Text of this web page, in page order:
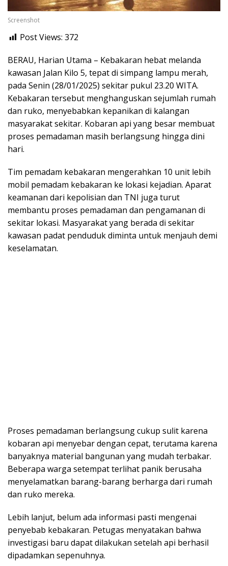
Screenshot
Post Views: 372
BERAU, Harian Utama – Kebakaran hebat melanda
kawasan Jalan Kilo 5, tepat di simpang lampu merah,
pada Senin (28/01/2025) sekitar pukul 23.20 WITA.
Kebakaran tersebut menghanguskan sejumlah rumah
dan ruko, menyebabkan kepanikan di kalangan
masyarakat sekitar. Kobaran api yang besar membuat
proses pemadaman masih berlangsung hingga dini
hari.
Tim pemadam kebakaran mengerahkan 10 unit lebih
mobil pemadam kebakaran ke lokasi kejadian. Aparat
keamanan dari kepolisian dan TNI juga turut
membantu proses pemadaman dan pengamanan di
sekitar lokasi. Masyarakat yang berada di sekitar
kawasan padat penduduk diminta untuk menjauh demi
keselamatan.
Proses pemadaman berlangsung cukup sulit karena
kobaran api menyebar dengan cepat, terutama karena
banyaknya material bangunan yang mudah terbakar.
Beberapa warga setempat terlihat panik berusaha
menyelamatkan barang-barang berharga dari rumah
dan ruko mereka.
Lebih lanjut, belum ada informasi pasti mengenai
penyebab kebakaran. Petugas menyatakan bahwa
investigasi baru dapat dilakukan setelah api berhasil
dipadamkan sepenuhnya.